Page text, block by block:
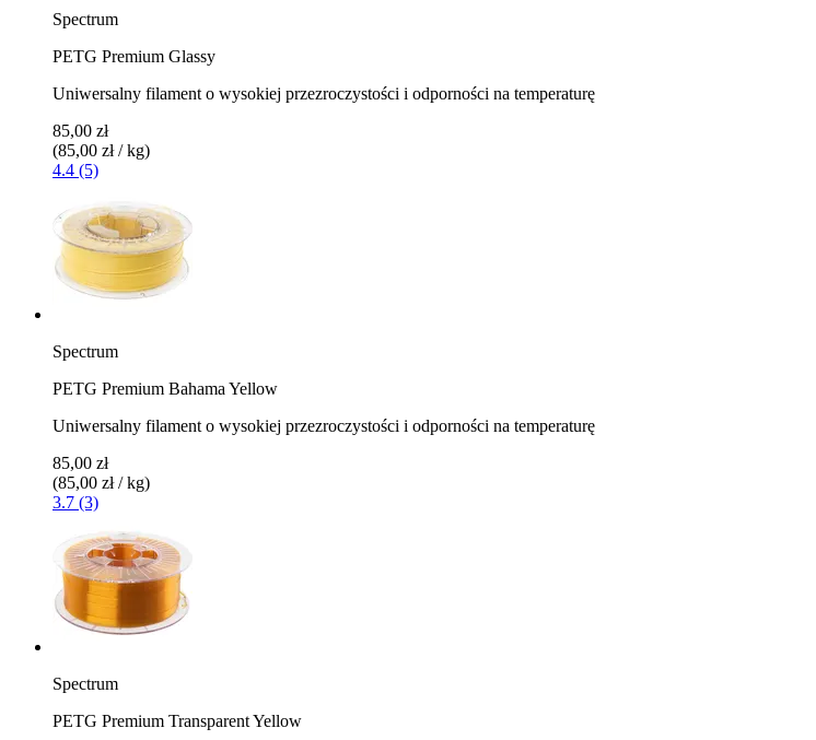
Spectrum
PETG Premium Glassy
Uniwersalny filament o wysokiej przezroczystości i odporności na temperaturę
85,00 zł
(85,00 zł / kg)
4.4 (5)
Spectrum
PETG Premium Bahama Yellow
Uniwersalny filament o wysokiej przezroczystości i odporności na temperaturę
85,00 zł
(85,00 zł / kg)
3.7 (3)
Spectrum
PETG Premium Transparent Yellow